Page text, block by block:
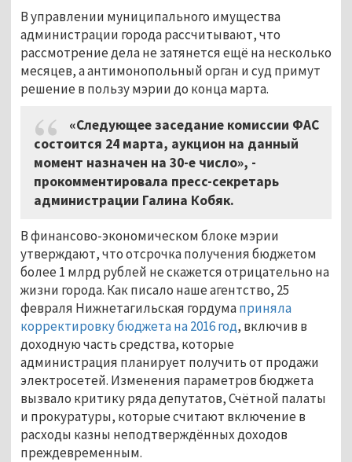
В управлении муниципального имущества
администрации города рассчитывают, что
рассмотрение дела не затянется ещё на несколько
месяцев, а антимонопольный орган и суд примут
решение в пользу мэрии до конца марта.
«Следующее заседание комиссии ФАС
состоится 24 марта, аукцион на данный
момент назначен на 30-е число», -
прокомментировала пресс-секретарь
администрации Галина Кобяк.
В финансово-экономическом блоке мэрии
утверждают, что отсрочка получения бюджетом
более 1 млрд рублей не скажется отрицательно на
жизни города. Как писало наше агентство, 25
февраля Нижнетагильская гордумаприняла
корректировку бюджета на 2016 год, включив в
доходную часть средства, которые
администрация планирует получить от продажи
электросетей. Изменения параметров бюджета
вызвало критику ряда депутатов, Счётной палаты
и прокуратуры, которые считают включение в
расходы казны неподтверждённых доходов
преждевременным.